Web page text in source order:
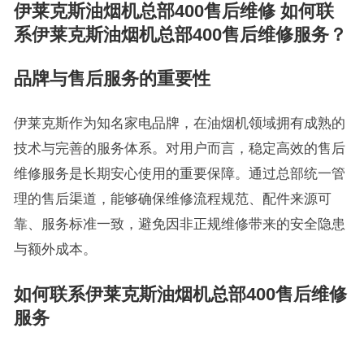
伊莱克斯油烟机总部400售后维修 如何联
系伊莱克斯油烟机总部400售后维修服务？
品牌与售后服务的重要性
伊莱克斯作为知名家电品牌，在油烟机领域拥有成熟的
技术与完善的服务体系。对用户而言，稳定高效的售后
维修服务是长期安心使用的重要保障。通过总部统一管
理的售后渠道，能够确保维修流程规范、配件来源可
靠、服务标准一致，避免因非正规维修带来的安全隐患
与额外成本。
如何联系伊莱克斯油烟机总部400售后维修
服务